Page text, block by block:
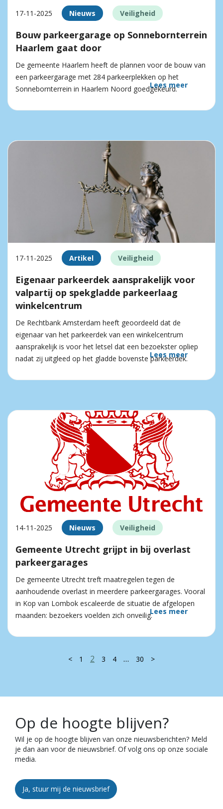
17-11-2025 Nieuws Veiligheid
Bouw parkeergarage op Sonnebornterrein
Haarlem gaat door
De gemeente Haarlem heeft de plannen voor de bouw van
een parkeergarage met 284 parkeerplekken op het
Sonnebornterrein in Haarlem Noord goedgekeurd.
Lees meer
17-11-2025 Artikel Veiligheid
Eigenaar parkeerdek aansprakelijk voor
valpartij op spekgladde parkeerlaag
winkelcentrum
De Rechtbank Amsterdam heeft geoordeeld dat de
eigenaar van het parkeerdek van een winkelcentrum
aansprakelijk is voor het letsel dat een bezoekster opliep
nadat zij uitgleed op het gladde bovenste parkeerdek.
Lees meer
14-11-2025 Nieuws Veiligheid
Gemeente Utrecht grijpt in bij overlast
parkeergarages
De gemeente Utrecht treft maatregelen tegen de
aanhoudende overlast in meerdere parkeergarages. Vooral
in Kop van Lombok escaleerde de situatie de afgelopen
maanden: bezoekers voelden zich onveilig.Lees meer
< 1 2 3 4 … 30 >
Op de hoogte blijven?
Wil je op de hoogte blijven van onze nieuwsberichten? Meld
je dan aan voor de nieuwsbrief. Of volg ons op onze sociale
media.
Ja, stuur mij de nieuwsbrief